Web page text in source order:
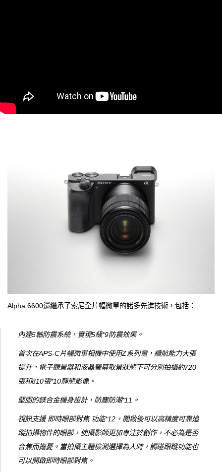
Alpha 6600還繼承了索尼全片幅微單的諸多先進技術，包括：
內建5軸防震系統，實現5級*9防震效果。
首次在APS-C片幅微單相機中使用Z系列電，續航能力大張
提升，電子觀景器和液晶螢幕取景狀態下可分別拍攝約720
張和810張*10靜態影像。
堅固的鎂合金機身設計，防塵防潮*11。
視訊支援 即時眼部對焦 功能*12，開啟後可以高精度可靠追
蹤拍攝物件的眼部，使攝影師更加專注於創作，不必為是否
合焦而擔憂。當拍攝主體檢測選擇為人時，觸碰跟蹤功能也
可以開啟即時眼部對焦。